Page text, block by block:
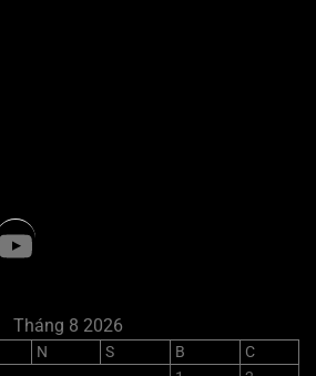
Youtube
Tháng 8 2026
N S B
C